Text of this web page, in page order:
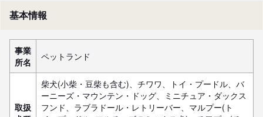
基本情報
事業
所名
ペットランド
取扱
柴犬(小柴・豆柴も含む)、チワワ、トイ・プードル、バ
ーニーズ・マウンテン・ドッグ、ミニチュア・ダックス
フンド、ラブラドール・レトリーバー、マルプー(ト